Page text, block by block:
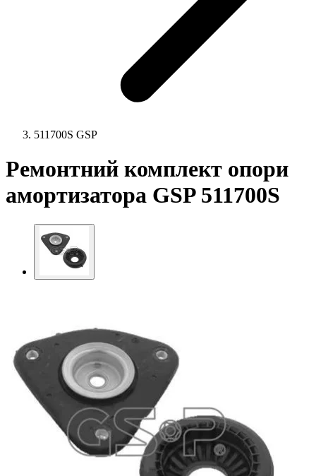
511700S GSP
Ремонтний комплект опори
амортизатора GSP 511700S